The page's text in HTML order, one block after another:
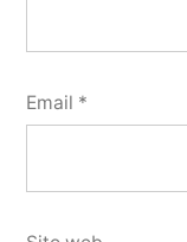
Email *